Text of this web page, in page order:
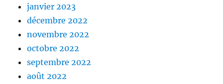
janvier 2023
décembre 2022
novembre 2022
octobre 2022
septembre 2022
août 2022